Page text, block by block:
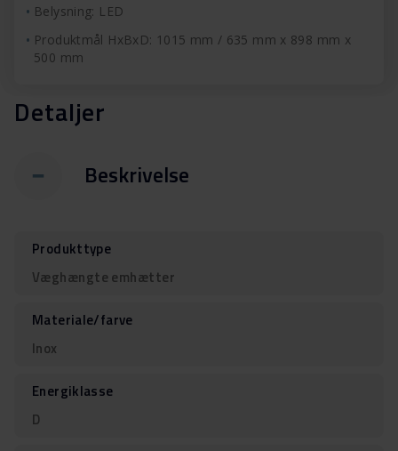
Belysning: LED
Produktmål HxBxD: 1015 mm / 635 mm x 898 mm x
500 mm
Detaljer
Beskrivelse
Produkttype
Væghængte emhætter
Materiale/farve
Inox
Energiklasse
D